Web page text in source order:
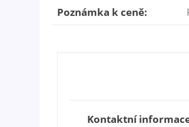
Poznámka k ceně:
Kontaktní